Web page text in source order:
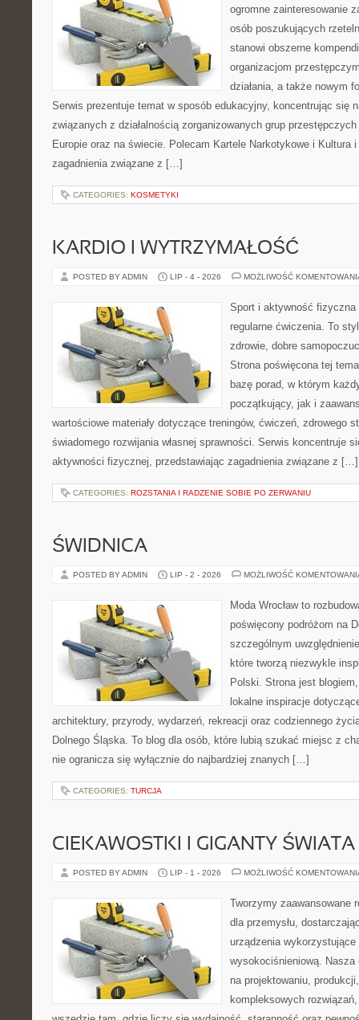
ogromne zainteresowanie
osób poszukujących
stanowi obszerne
organizacjom
działania, a także nowym
Serwis prezentuje temat w sposób edukacyjny, koncentrując się
związanych z działalnością zorganizowanych grup
Europie oraz na świecie. Polecam Kartele Narkotykowe i Kultura
zagadnienia związane z […]
CATEGORIES: KOSMETYKI
KARDIO I WYTRZYMAŁOŚĆ
POSTED BY ADMIN LIP - 4 - 2026 MOŻLIWOŚĆ
Sport i aktywność
regularne ćwiczenia. To
zdrowie, dobre
Strona poświęcona tej
bazę porad, w którym
początkujący, jak i
wartościowe materiały dotyczące treningów, ćwiczeń, zdrowego
świadomego rozwijania własnej sprawności. Serwis koncentruje
aktywności fizycznej, przedstawiając zagadnienia związane z […]
CATEGORIES: ROZSTANIA I RADZENIE SOBIE PO ZERWANIU
ŚWIDNICA
POSTED BY ADMIN LIP - 2 - 2026 MOŻLIWOŚĆ
Moda Wrocław to
poświęcony podróżom na
szczególnym
które tworzą niezwykle
Polski. Strona jest
lokalne inspiracje
architektury, przyrody, wydarzeń, rekreacji oraz codziennego
Dolnego Śląska. To blog dla osób, które lubią szukać miejsc z
nie ogranicza się wyłącznie do najbardziej znanych […]
CATEGORIES: TURCJA
CIEKAWOSTKI I GIGANTY ŚWIATA
POSTED BY ADMIN LIP - 1 - 2026 MOŻLIWOŚĆ
Tworzymy zaawansowane
dla przemysłu,
urządzenia wykorzystujące
wysokociśnieniową. Nasza
na projektowaniu,
kompleksowych